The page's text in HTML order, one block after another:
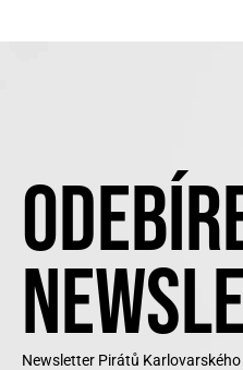
Newsletter Pirátů